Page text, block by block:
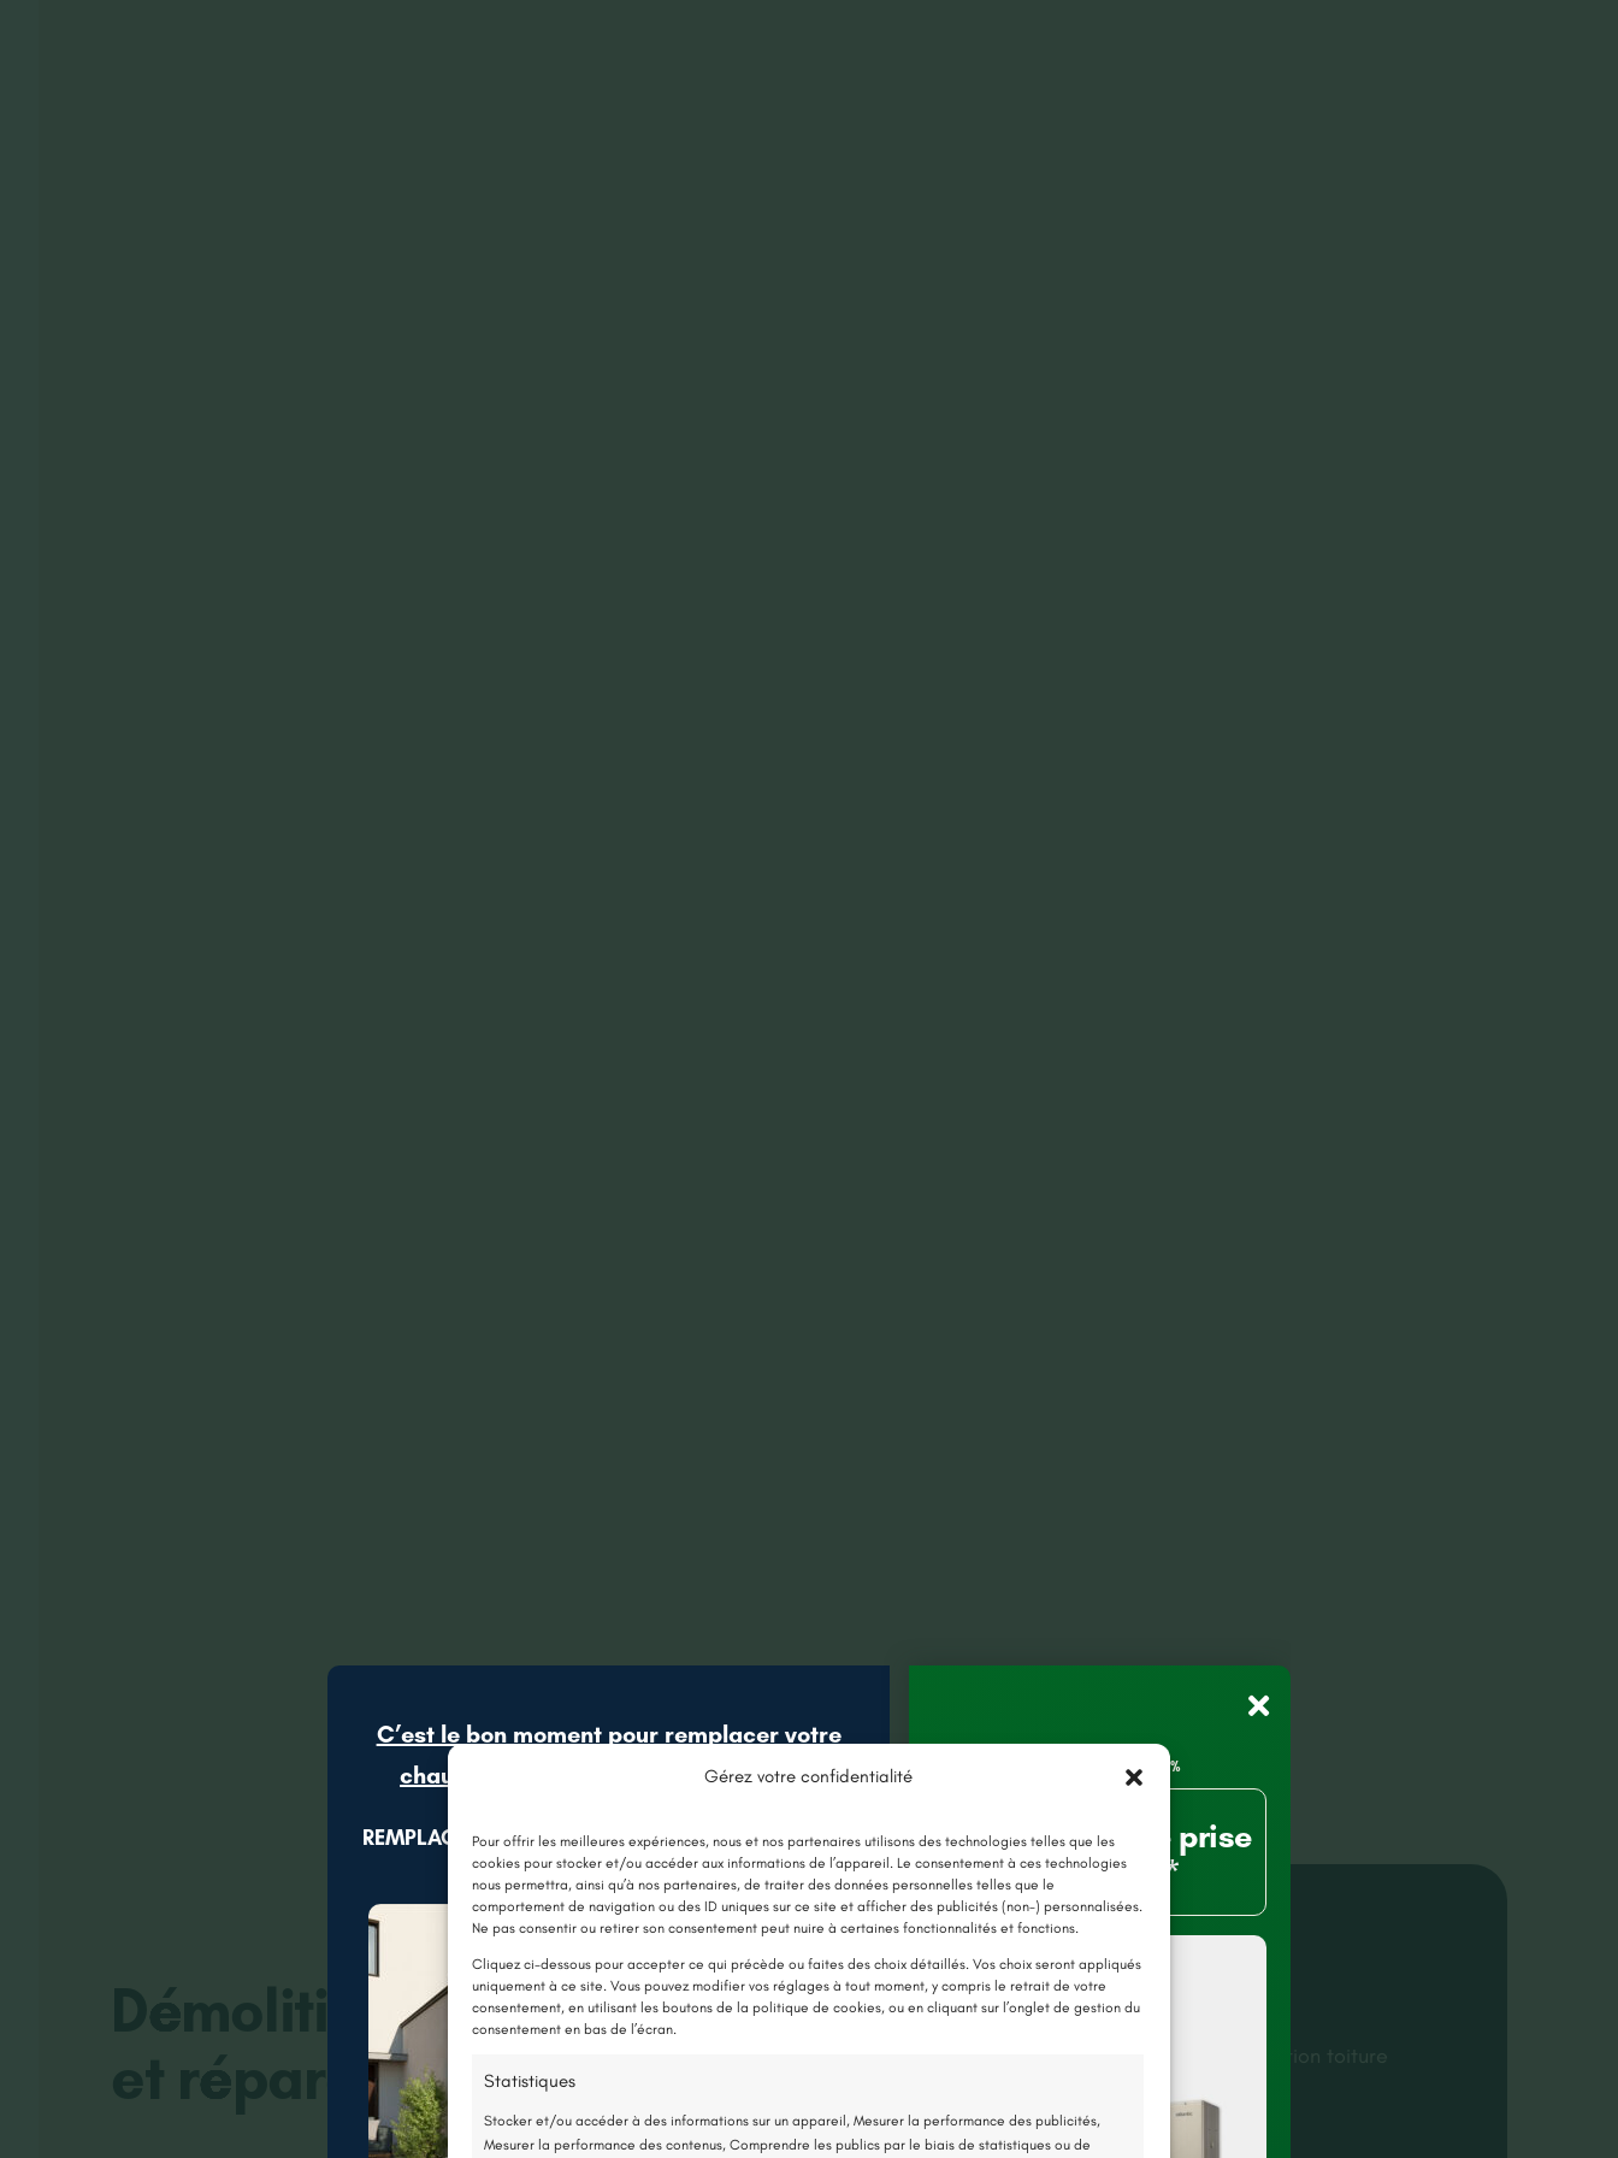
Gérez votre confidentialité
Pour offrir les meilleures expériences, nous et nos partenaires utilisons des technologies telles que les
cookies pour stocker et/ou accéder aux informations de l’appareil. Le consentement à ces technologies
nous permettra, ainsi qu’à nos partenaires, de traiter des données personnelles telles que le
comportement de navigation ou des ID uniques sur ce site et afficher des publicités (non-) personnalisées.
Ne pas consentir ou retirer son consentement peut nuire à certaines fonctionnalités et fonctions.
Cliquez ci-dessous pour accepter ce qui précède ou faites des choix détaillés. Vos choix seront appliqués
uniquement à ce site. Vous pouvez modifier vos réglages à tout moment, y compris le retrait de votre
consentement, en utilisant les boutons de la politique de cookies, ou en cliquant sur l’onglet de gestion du
consentement en bas de l’écran.
Statistiques
Stocker et/ou accéder à des informations sur un appareil, Mesurer la performance des publicités,
Mesurer la performance des contenus, Comprendre les publics par le biais de statistiques ou de
Démolition d’une cheminée
et réparation toiture
Détails du projet
La Limouzinière (44)
Réparation toiture
13 septembre 2024
C’est le bon moment pour remplacer votre
chaudière grâce aux nouvelles aides !
REMPLACEZ VOTRE CHAUDIÈRE PAR UNE POMPE À
CHALEUR
Jusqu’à 80% de prise
en charge*